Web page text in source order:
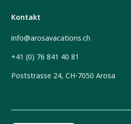
Kontakt
info@arosavacations.ch
+41 (0) 76 841 40 81
Poststrasse 24, CH-7050 Arosa